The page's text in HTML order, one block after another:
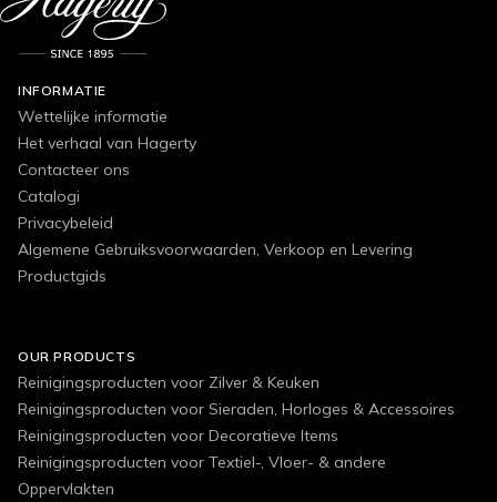
INFORMATIE
Wettelijke informatie
Het verhaal van Hagerty
Contacteer ons
Catalogi
Privacybeleid
Algemene Gebruiksvoorwaarden, Verkoop en Levering
Productgids
OUR PRODUCTS
Reinigingsproducten voor Zilver & Keuken
Reinigingsproducten voor Sieraden, Horloges & Accessoires
Reinigingsproducten voor Decoratieve Items
Reinigingsproducten voor Textiel-, Vloer- & andere
Oppervlakten